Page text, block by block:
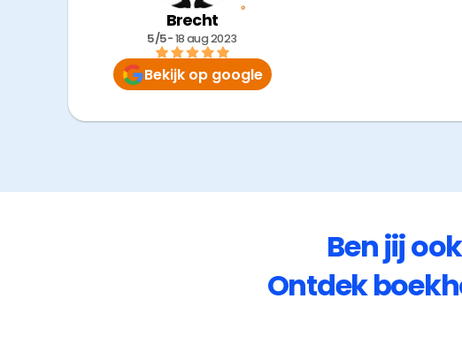
Brecht
5/5- 18 aug 2023
Bekijk op google
Ben jij
Ontdek